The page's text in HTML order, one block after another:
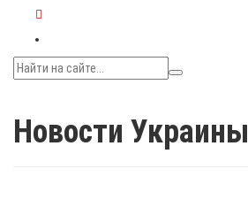
Новости Украины